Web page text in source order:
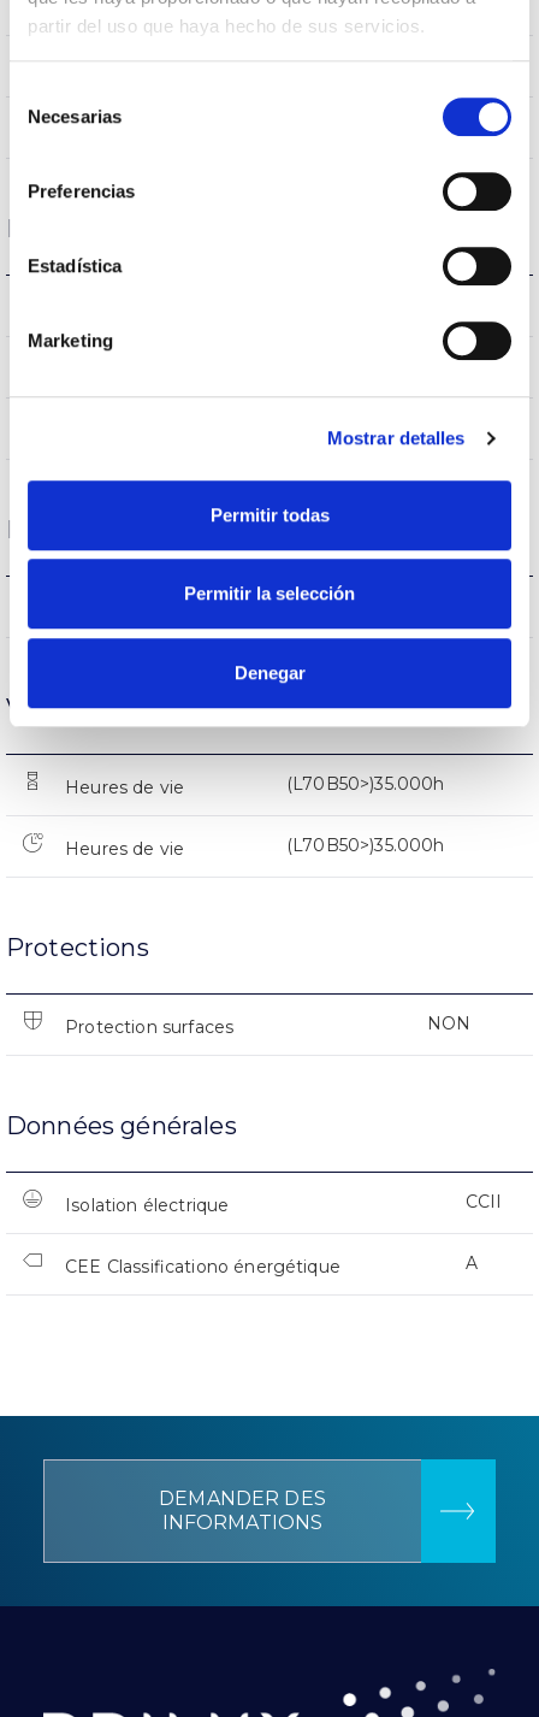
partir del uso que haya hecho de sus servicios.
Necesarias
Preferencias
Estadística
Marketing
Mostrar detalles
Permitir todas
Permitir la selección
Denegar
Température de coleur
Angle d’ouverture 120
Logement et finition
RAL9006
AL
Performance
Vie
Heures de vie (L70B50>)35.000h
Heures de vie (L70B50>)35.000h
Protections
Protection surfaces NON
Données générales
Isolation électrique CCII
CEE Classificationo énergétique A
DEMANDER DES
INFORMATIONS